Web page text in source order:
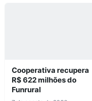
Cooperativa recupera
R$ 622 milhões do
Funrural